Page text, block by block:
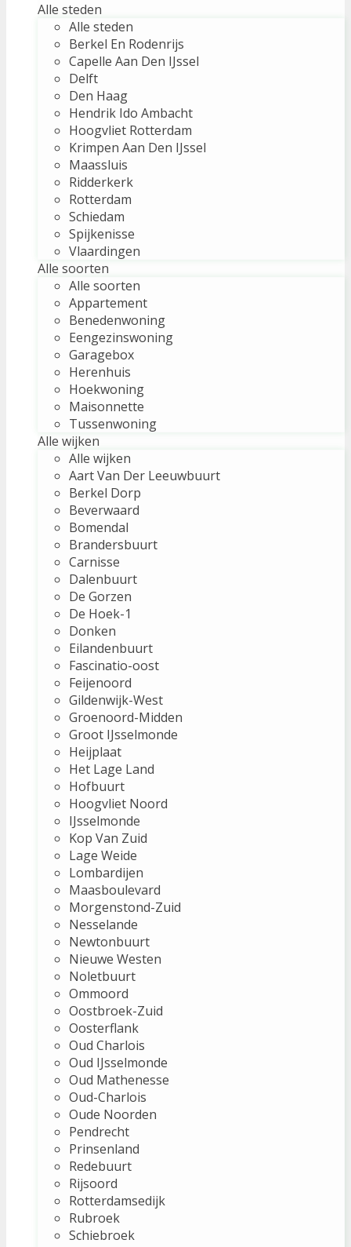
Alle steden
Alle steden
Berkel En Rodenrijs
Capelle Aan Den IJssel
Delft
Den Haag
Hendrik Ido Ambacht
Hoogvliet Rotterdam
Krimpen Aan Den IJssel
Maassluis
Ridderkerk
Rotterdam
Schiedam
Spijkenisse
Vlaardingen
Alle soorten
Alle soorten
Appartement
Benedenwoning
Eengezinswoning
Garagebox
Herenhuis
Hoekwoning
Maisonnette
Tussenwoning
Alle wijken
Alle wijken
Aart Van Der Leeuwbuurt
Berkel Dorp
Beverwaard
Bomendal
Brandersbuurt
Carnisse
Dalenbuurt
De Gorzen
De Hoek-1
Donken
Eilandenbuurt
Fascinatio-oost
Feijenoord
Gildenwijk-West
Groenoord-Midden
Groot IJsselmonde
Heijplaat
Het Lage Land
Hofbuurt
Hoogvliet Noord
IJsselmonde
Kop Van Zuid
Lage Weide
Lombardijen
Maasboulevard
Morgenstond-Zuid
Nesselande
Newtonbuurt
Nieuwe Westen
Noletbuurt
Ommoord
Oostbroek-Zuid
Oosterflank
Oud Charlois
Oud IJsselmonde
Oud Mathenesse
Oud-Charlois
Oude Noorden
Pendrecht
Prinsenland
Redebuurt
Rijsoord
Rotterdamsedijk
Rubroek
Schiebroek